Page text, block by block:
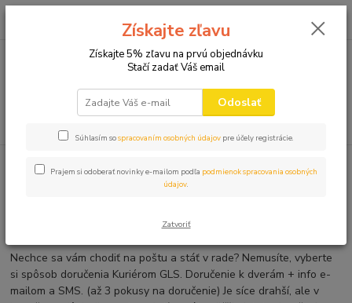
0,00 EUR
Nechce sa vám chodiť na poštu a stáť v rade? Nemusíte, vyberte
si spôsob doručenia Kuriérom GLS. Doručenie k dverám + info e-
mailom a SMS. (až 3 pokusy na doručenie) Je síce drahší, ale v
Získajte zľavu
Získajte 5% zľavu na prvú objednávku
Stačí zadať Váš email
Odoslať
Súhlasím sospracovaním osobných údajov pre účely registrácie.
Prajem si odoberať novinky e-mailom podľa podmienok spracovania osobných
údajov.
Zatvoriť